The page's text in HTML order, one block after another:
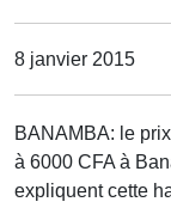
8 janvier 2015
BANAMBA: le
à 6000 CFA à
expliquent cette